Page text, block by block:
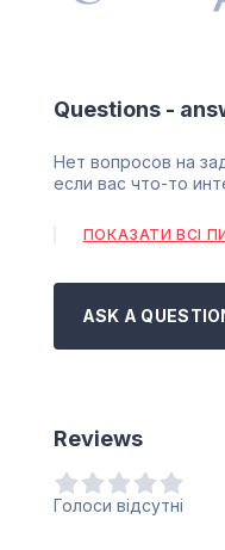
Questions -
Нет вопросов на
если вас что-то
ПОКАЗАТИ ВСІ
ASK A
Reviews
Голоси відсутні